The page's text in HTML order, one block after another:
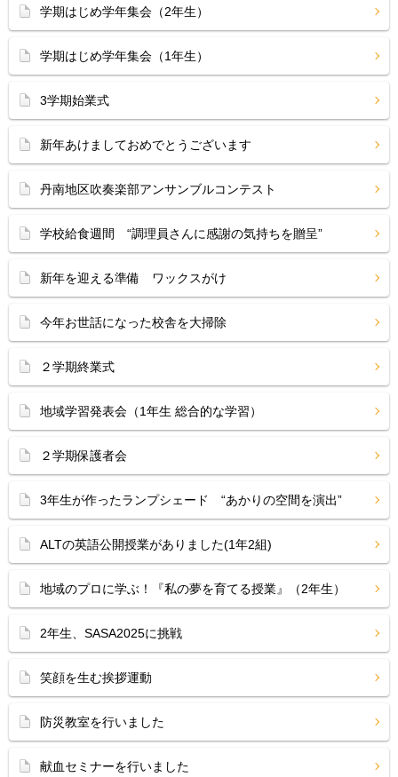
学期はじめ学年集会（2年生）
学期はじめ学年集会（1年生）
3学期始業式
新年あけましておめでとうございます
丹南地区吹奏楽部アンサンブルコンテスト
学校給食週間 “調理員さんに感謝の気持ちを贈呈”
新年を迎える準備 ワックスがけ
今年お世話になった校舎を大掃除
２学期終業式
地域学習発表会（1年生 総合的な学習）
２学期保護者会
3年生が作ったランプシェード “あかりの空間を演出”
ALTの英語公開授業がありました(1年2組)
地域のプロに学ぶ！『私の夢を育てる授業』（2年生）
2年生、SASA2025に挑戦
笑顔を生む挨拶運動
防災教室を行いました
献血セミナーを行いました